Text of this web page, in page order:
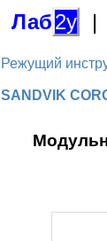
Лаб2у |
Режущий
SANDVIK